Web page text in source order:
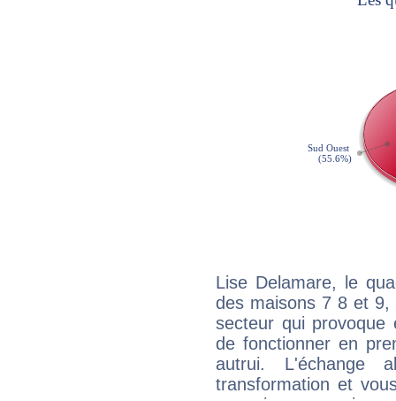
Lise Delamare, le
des maisons 7 8 et
secteur qui provoque
de fonctionner en
autrui. L'échange
transformation et